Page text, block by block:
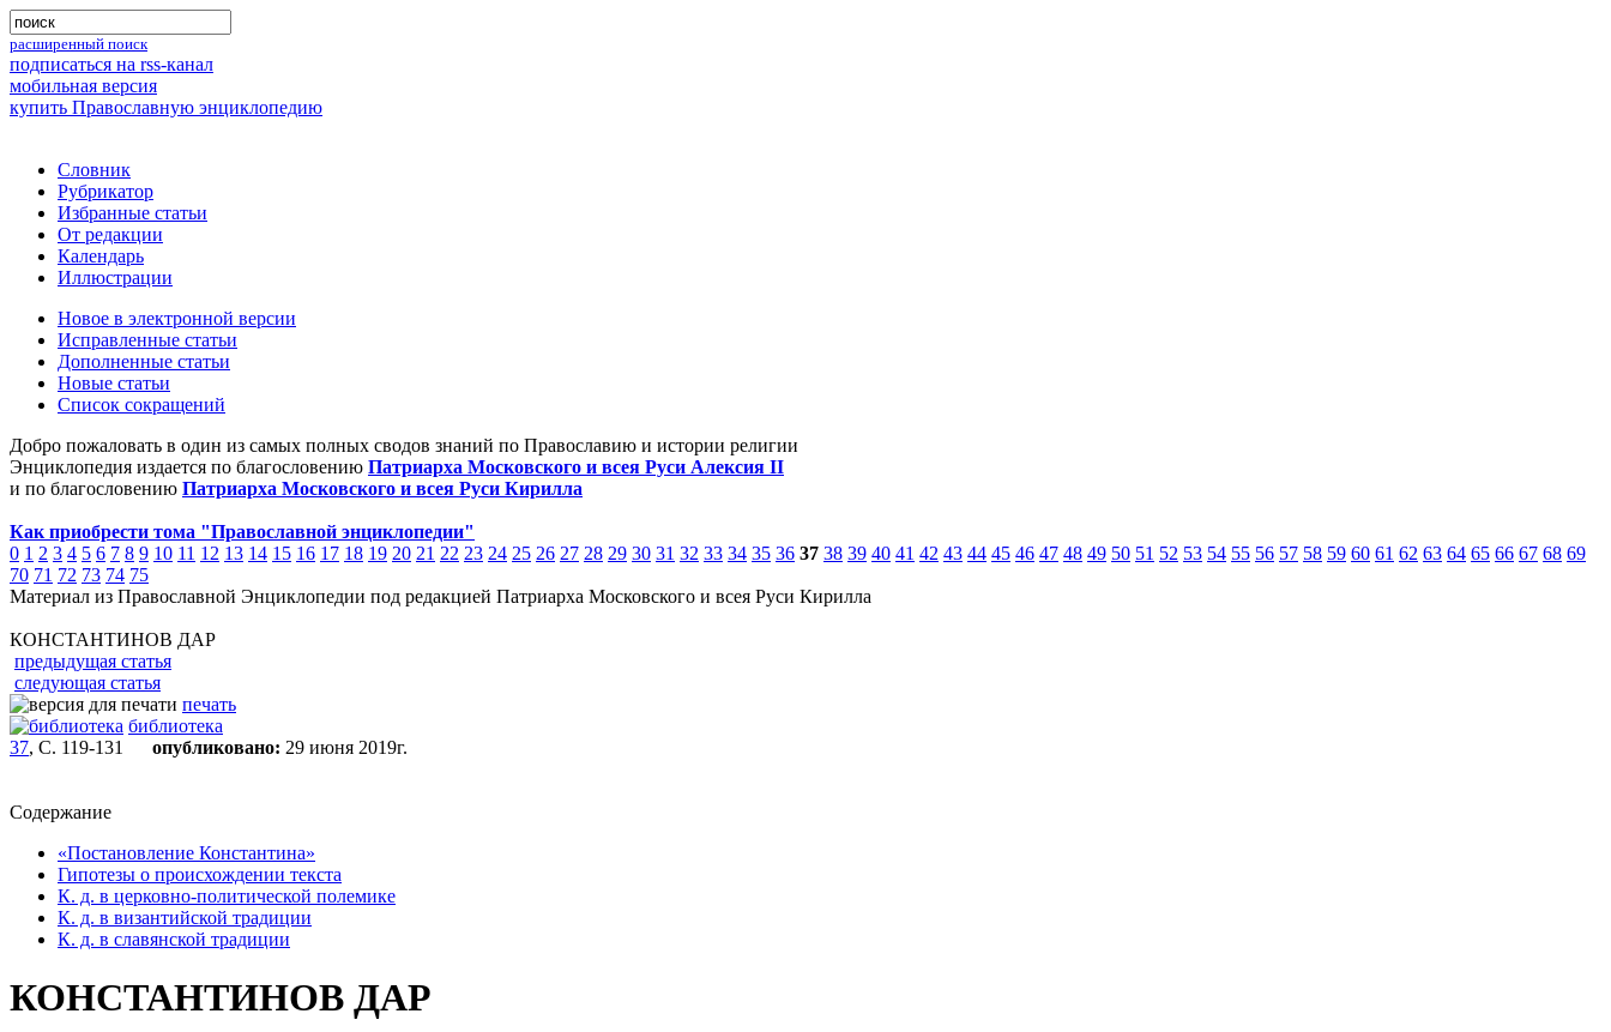
расширенный поиск
подписаться на rss-канал
мобильная версия
купить Православную энциклопедию
Словник
Рубрикатор
Избранные статьи
От редакции
Календарь
Иллюстрации
Новое в электронной версии
Исправленные статьи
Дополненные статьи
Новые статьи
Список сокращений
Добро пожаловать в один из самых полных сводов знаний по Православию и истории религии
Энциклопедия издается по благословению Патриарха Московского и всея Руси Алексия II
и по благословению Патриарха Московского и всея Руси Кирилла
Как приобрести тома "Православной энциклопедии"
0 1 2 3 4 5 6 7 8 9 10 11 12 13 14 15 16 17 18 19 20 21 22 23 24 25 26 27 28 29 30 31 32 33 34 35 36 37 38 39 40 41 42 43 44 45 46 47 48 49 50 51 52 53 54 55 56 57 58 59 60 61 62 63 64 65 66 67 68 69
70 71 72 73 74 75
Материал из Православной Энциклопедии под редакцией Патриарха Московского и всея Руси Кирилла
КОНСТАНТИНОВ ДАР
предыдущая статья
следующая статья
печать
библиотека
37, С. 119-131 опубликовано: 29 июня 2019г.
Содержание
«Постановление Константина»
Гипотезы о происхождении текста
К. д. в церковно-политической полемике
К. д. в византийской традиции
К. д. в славянской традиции
КОНСТАНТИНОВ ДАР